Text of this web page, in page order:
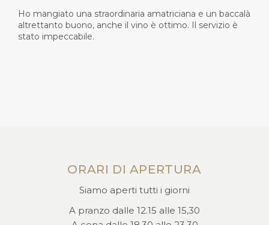
Ho mangiato una straordinaria amatriciana e un baccalà
altrettanto buono, anche il vino è ottimo. Il servizio è
stato impeccabile.
ORARI DI APERTURA
Siamo aperti tutti i giorni
A pranzo dalle 12.15 alle 15,30